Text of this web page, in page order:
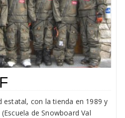
estatal, con la tienda en 1989 y
de Snowboard Val